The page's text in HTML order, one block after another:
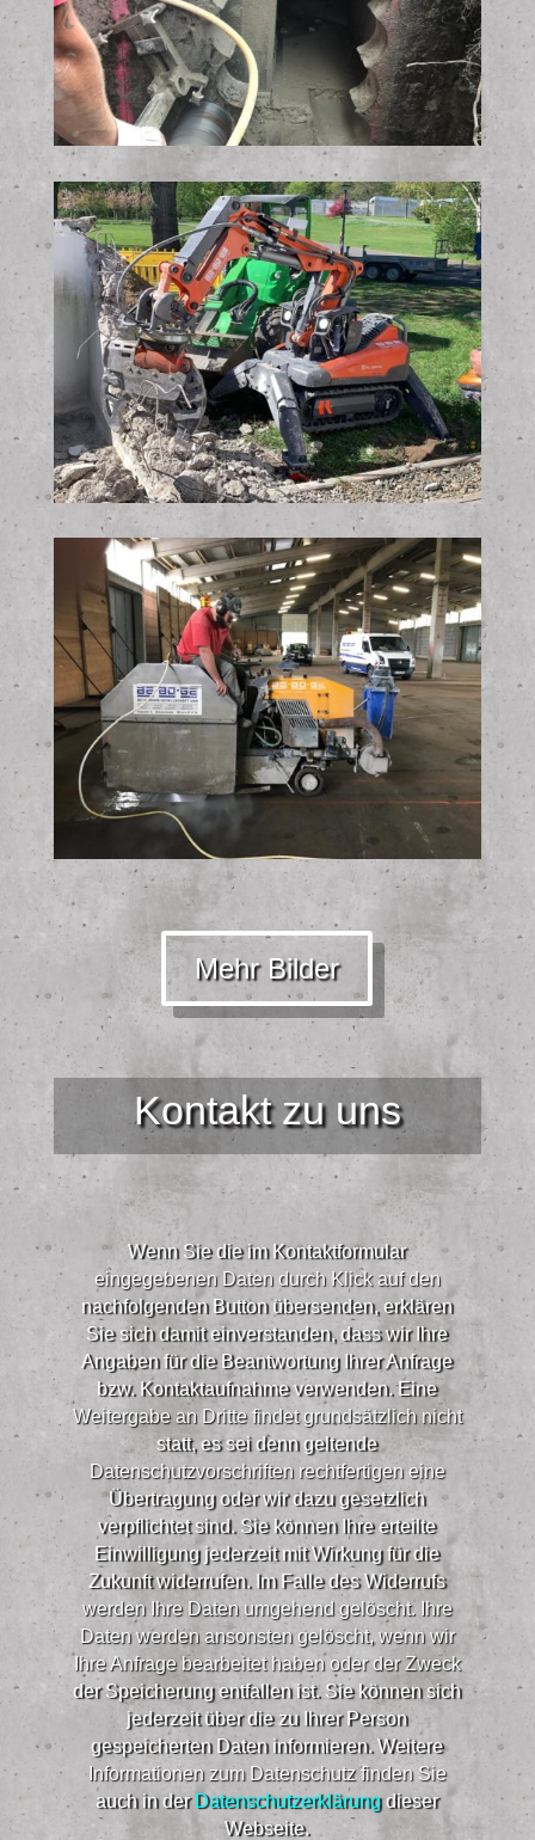
Mehr Bilder
Kontakt zu uns
Wenn Sie die im Kontaktformular
eingegebenen Daten durch Klick auf den
nachfolgenden Button übersenden, erklären
Sie sich damit einverstanden, dass wir Ihre
Angaben für die Beantwortung Ihrer Anfrage
bzw. Kontaktaufnahme verwenden. Eine
Weitergabe an Dritte findet grundsätzlich nicht
statt, es sei denn geltende
Datenschutzvorschriften rechtfertigen eine
Übertragung oder wir dazu gesetzlich
verpflichtet sind. Sie können Ihre erteilte
Einwilligung jederzeit mit Wirkung für die
Zukunft widerrufen. Im Falle des Widerrufs
werden Ihre Daten umgehend gelöscht. Ihre
Daten werden ansonsten gelöscht, wenn wir
Ihre Anfrage bearbeitet haben oder der Zweck
der Speicherung entfallen ist. Sie können sich
jederzeit über die zu Ihrer Person
gespeicherten Daten informieren. Weitere
Informationen zum Datenschutz finden Sie
auch in derDatenschutzerklärungdieser
Webseite.​